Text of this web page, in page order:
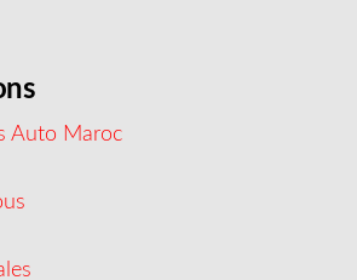
Auto Maroc